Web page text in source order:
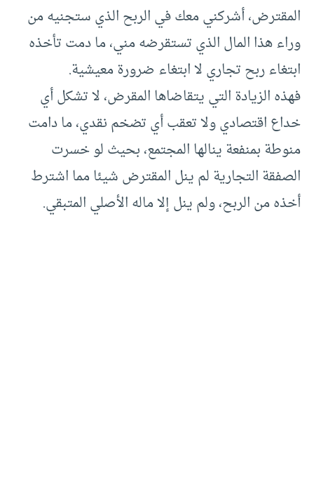
المقترض، أشركني معك في الربح الذي ستجنيه من
وراء هذا المال الذي تستقرضه مني، ما دمت تأخذه
ابتغاء ربح تجاري لا ابتغاء ضرورة معيشية.
فهذه الزيادة التي يتقاضاها المقرض، لا تشكل أي
خداع اقتصادي ولا تعقب أي تضخم نقدي، ما دامت
منوطة بمنفعة ينالها المجتمع، بحيث لو خسرت
الصفقة التجارية لم ينل المقترض شيئا مما اشترط
أخذه من الربح، ولم ينل إلا ماله الأصلي المتبقي.